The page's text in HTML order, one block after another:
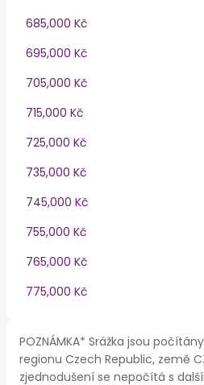
685,000 Kč
695,000 Kč
705,000 Kč
715,000 Kč
725,000 Kč
735,000 Kč
745,000 Kč
755,000 Kč
765,000 Kč
775,000 Kč
POZNÁMKA* Srážka jsou
regionu Czech Republic, země
zjednodušení se nepočítá s